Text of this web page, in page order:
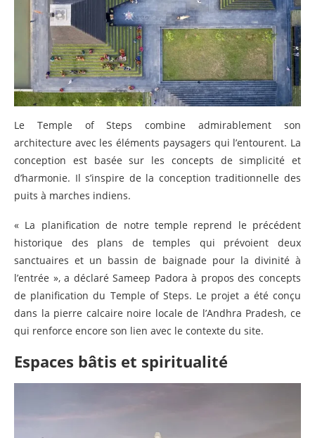
Le Temple of Steps combine admirablement son
architecture avec les éléments paysagers qui l’entourent. La
conception est basée sur les concepts de simplicité et
d’harmonie. Il s’inspire de la conception traditionnelle des
puits à marches indiens.
« La planification de notre temple reprend le précédent
historique des plans de temples qui prévoient deux
sanctuaires et un bassin de baignade pour la divinité à
l’entrée », a déclaré Sameep Padora à propos des concepts
de planification du Temple of Steps. Le projet a été conçu
dans la pierre calcaire noire locale de l’Andhra Pradesh, ce
qui renforce encore son lien avec le contexte du site.
Espaces bâtis et spiritualité